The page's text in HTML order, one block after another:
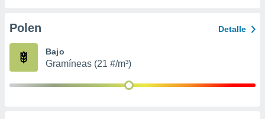
e
mediante
Polen Detalle
Bajo
Gramíneas (21 #/m³)